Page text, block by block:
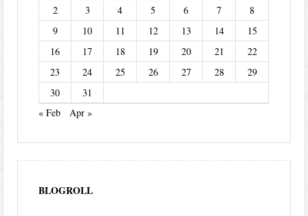
2
3 4 5 6 7
8
9
10 11 12 13 14
15
16
17 18 19 20 21
22
23
24 25 26 27 28
29
30
31
« Feb
Apr »
BLOGROLL